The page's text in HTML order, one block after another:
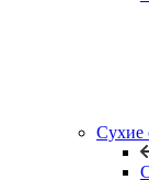
Сухие